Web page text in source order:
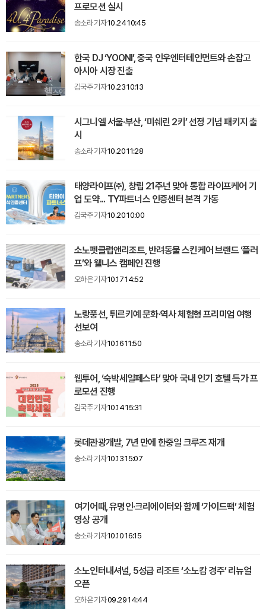
프로모션 실시
송소라 기자10.24 10:45
한국 DJ ‘YOONI’, 중국 인우엔터테인먼트와 손잡고
아시아 시장 진출
김국주 기자10.23 10:13
시그니엘 서울·부산, ‘미쉐린 2키’ 선정 기념 패키지 출
시
송소라 기자10.20 11:28
태양라이프㈜, 창립 21주년 맞아 통합 라이프케어 기
업 도약... TY파트너스 인증센터 본격 가동
김국주 기자10.20 10:00
소노펫클럽앤리조트, 반려동물 스킨케어 브랜드 ‘플러
프’와 웰니스 캠페인 진행
오하은 기자10.17 14:52
노랑풍선, 튀르키예 문화·역사 체험형 프리미엄 여행
선보여
송소라 기자10.16 11:50
웹투어, ‘숙박세일페스타’ 맞아 국내 인기 호텔 특가 프
로모션 진행
김국주 기자10.14 15:31
롯데관광개발, 7년 만에 한중일 크루즈 재개
송소라 기자10.13 15:07
여기어때, 유명인·크리에이터와 함께 ‘가이드팩’ 체험
영상 공개
송소라 기자10.10 16:15
소노인터내셔널, 5성급 리조트 ‘소노캄 경주’ 리뉴얼
오픈
오하은 기자09.29 14:44